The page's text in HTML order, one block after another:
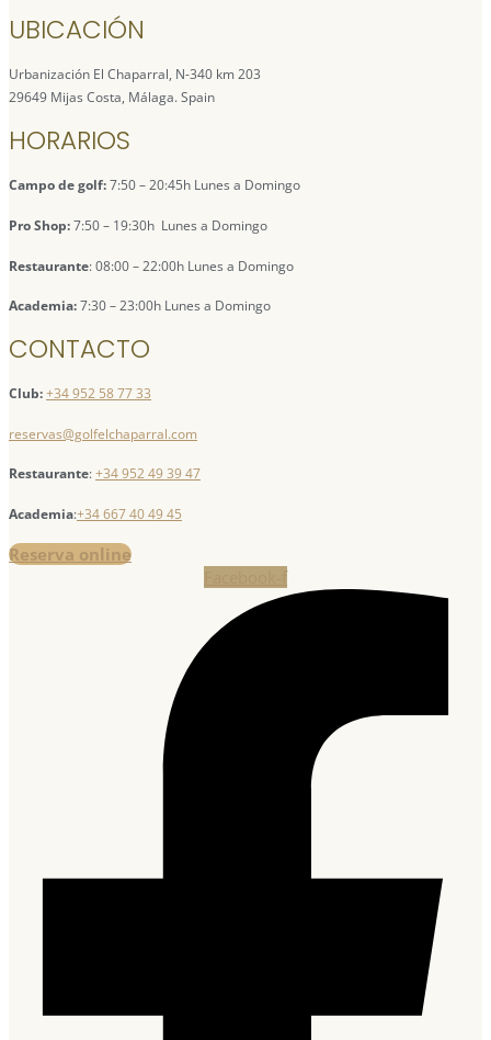
UBICACIÓN
Urbanización El Chaparral, N-340 km 203
29649 Mijas Costa, Málaga. Spain
HORARIOS
Campo de golf:7:50 – 20:45h Lunes a Domingo
Pro Shop:7:50 – 19:30h Lunes a Domingo
Restaurante: 08:00 – 22:00h Lunes a Domingo
Academia:7:30 – 23:00h Lunes a Domingo
CONTACTO
Club:+34 952 58 77 33
reservas@golfelchaparral.com
Restaurante:+34 952 49 39 47
Academia:+34 667 40 49 45
Reserva online